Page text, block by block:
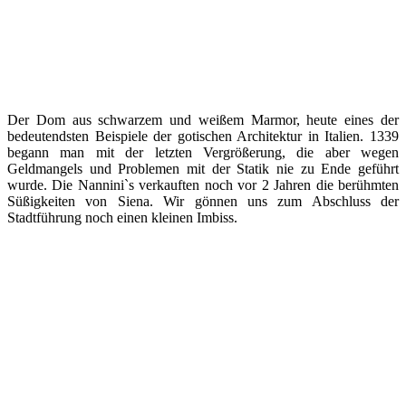
Der Dom aus schwarzem und weißem Marmor, heute eines der
bedeutendsten Beispiele der gotischen Architektur in Italien. 1339
begann man mit der letzten Vergrößerung, die aber wegen
Geldmangels und Problemen mit der Statik nie zu Ende geführt
wurde. Die Nannini`s verkauften noch vor 2 Jahren die berühmten
Süßigkeiten von Siena. Wir gönnen uns zum Abschluss der
Stadtführung noch einen kleinen Imbiss.